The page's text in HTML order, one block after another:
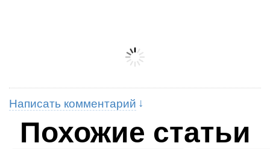
Написать комментарий
Похожие статьи